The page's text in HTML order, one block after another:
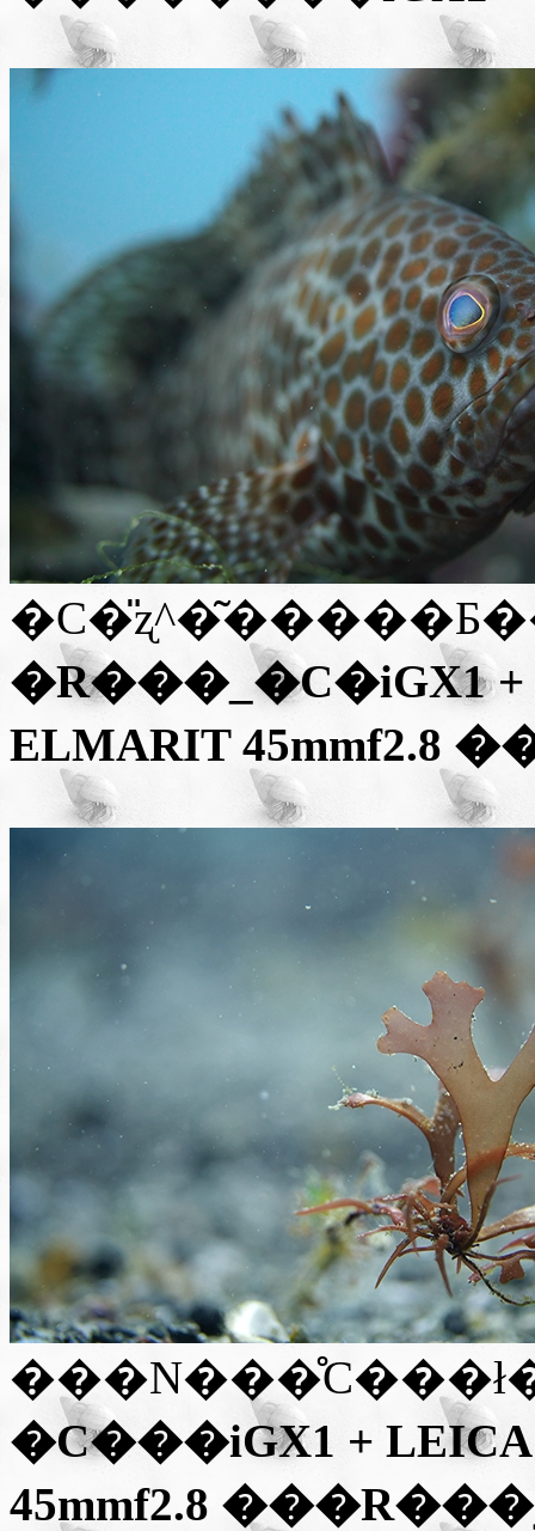
�R���_�C�iGX1
ELMARIT 45mmf2.8
�C���iGX1 +
45mmf2.8 ���R��